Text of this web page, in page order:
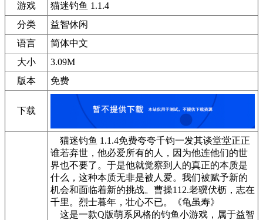
游戏
猫迷钓鱼 1.1.4
分类
益智休闲
语言
简体中文
大小
3.09M
版本
免费
下载
猫迷钓鱼 1.1.4免费夸夸千钧一发其谈堂堂正正
谁若弃世，他必爱所有的人，因为他连他们的世
界也不要了。于是他就觉察到人的真正的本质是
什么，这种本质无非是被人爱。我们被赋予新的
机会和面临着新的挑战。曹操112.老骥伏枥，志在
千里。烈士暮年，壮心不已。《龟虽寿》
这是一款Q版萌系风格的钓鱼小游戏，属于益智